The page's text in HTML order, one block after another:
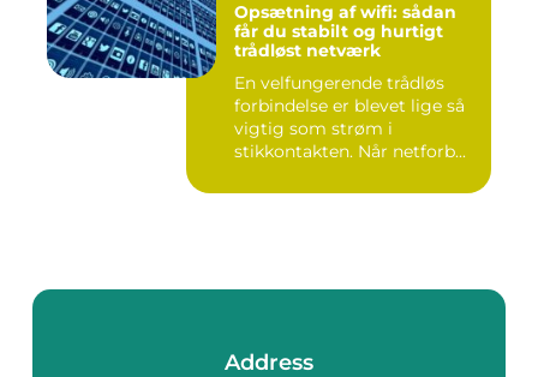
Opsætning af wifi: sådan
får du stabilt og hurtigt
trådløst netværk
En velfungerende trådløs
forbindelse er blevet lige så
vigtig som strøm i
stikkontakten. Når netforb...
Address